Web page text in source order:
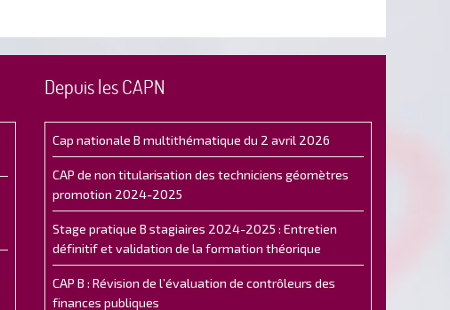
Depuis les CAPN
Cap nationale B multithématique du 2 avril 2026
CAP de non titularisation des techniciens géomètres
promotion 2024-2025
Stage pratique B stagiaires 2024-2025 : Entretien
définitif et validation de la formation théorique
CAP B : Révision de l’évaluation de contrôleurs des
finances publiques